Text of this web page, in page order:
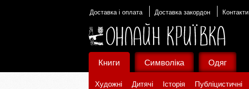
Доставка і оплата Доставка закордон Контакти
Книги
Художні Дитячі Історія Публіцистичні
Символіка Одяг